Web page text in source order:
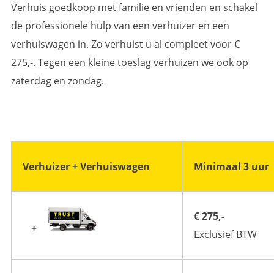
Verhuis goedkoop met familie en vrienden en schakel
de professionele hulp van een verhuizer en een
verhuiswagen in. Zo verhuist u al compleet voor €
275,-. Tegen een kleine toeslag verhuizen we ook op
zaterdag en zondag.
Verhuizer + Verhuiswagen
+
Minimaal 3 uur
€ 275,-
Exclusief BTW